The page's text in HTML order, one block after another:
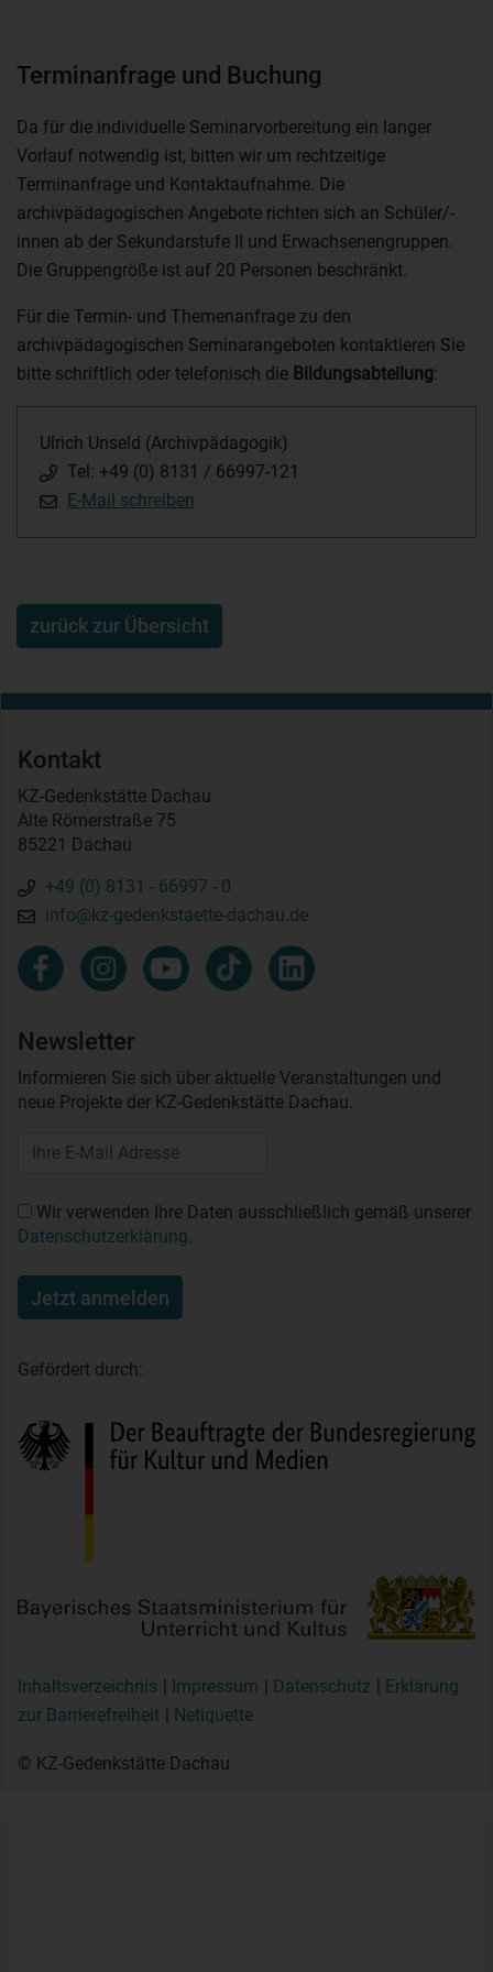
Terminanfrage und Buchung
Da für die individuelle Seminarvorbereitung ein langer
Vorlauf notwendig ist, bitten wir um rechtzeitige
Terminanfrage und Kontaktaufnahme. Die
archivpädagogischen Angebote richten sich an Schüler/-
innen ab der Sekundarstufe II und Erwachsenengruppen.
Die Gruppengröße ist auf 20 Personen beschränkt.
Für die Termin- und Themenanfrage zu den
archivpädagogischen Seminarangeboten kontaktieren Sie
bitte schriftlich oder telefonisch die Bildungsabteilung:
Ulrich Unseld (Archivpädagogik)
Tel: +49 (0) 8131 / 66997-121
E-Mail schreiben
zurück zur Übersicht
Kontakt
KZ-Gedenkstätte Dachau
Alte Römerstraße 75
85221 Dachau
+49 (0) 8131 - 66997 - 0
info@kz-gedenkstaette-dachau.de
Newsletter
Informieren Sie sich über aktuelle Veranstaltungen und
neue Projekte der KZ-Gedenkstätte Dachau.
Wir verwenden Ihre Daten ausschließlich gemäß unserer
Datenschutzerklärung.
Jetzt anmelden
Gefördert durch:
Inhaltsverzeichnis Impressum Datenschutz
Erklärung
zur Barrierefreiheit
Netiquette
© KZ-Gedenkstätte Dachau